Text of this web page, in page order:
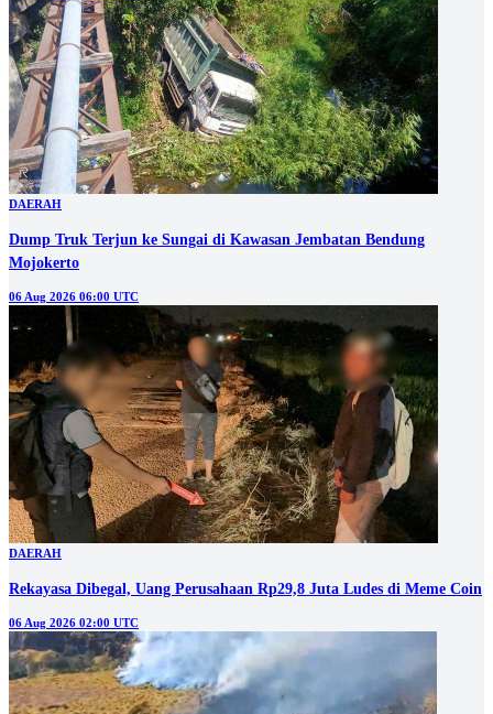
DAERAH
Dump Truk Terjun ke Sungai di Kawasan Jembatan Bendung
Mojokerto
06 Aug 2026 06:00 UTC
DAERAH
Rekayasa Dibegal, Uang Perusahaan Rp29,8 Juta Ludes di Meme Coin
06 Aug 2026 02:00 UTC